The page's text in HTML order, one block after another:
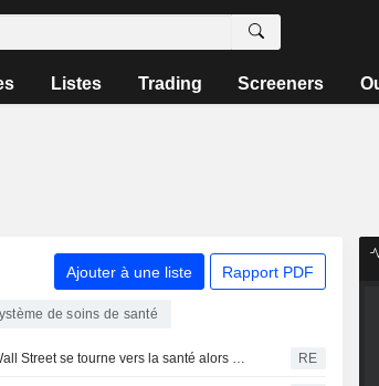
Listes Trading Screeners
Ajouter à une liste Rapport PDF
de soins de santé
Wall Street se tourne vers la santé alors que les valeurs technologiques traversent une zone de turbulences RE